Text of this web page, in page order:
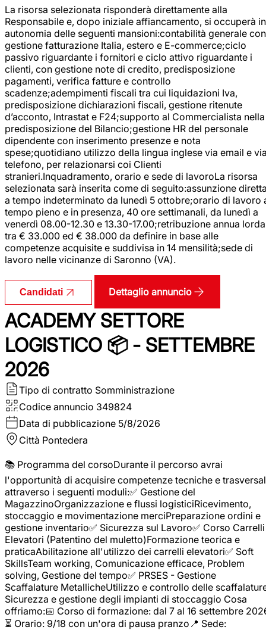
La risorsa selezionata risponderà direttamente alla
Responsabile e, dopo iniziale affiancamento, si occuperà in
autonomia delle seguenti mansioni:contabilità generale con
gestione fatturazione Italia, estero e E-commerce;ciclo
passivo riguardante i fornitori e ciclo attivo riguardante i
clienti, con gestione note di credito, predisposizione
pagamenti, verifica fatture e controllo
scadenze;adempimenti fiscali tra cui liquidazioni Iva,
predisposizione dichiarazioni fiscali, gestione ritenute
d’acconto, Intrastat e F24;supporto al Commercialista nella
predisposizione del Bilancio;gestione HR del personale
dipendente con inserimento presenze e nota
spese;quotidiano utilizzo della lingua inglese via email e
telefono, per relazionarsi coi Clienti
stranieri.Inquadramento, orario e sede di lavoroLa risorsa
selezionata sarà inserita come di seguito:assunzione
a tempo indeterminato da lunedì 5 ottobre;orario di lavoro
tempo pieno e in presenza, 40 ore settimanali, da lunedì a
venerdì 08.00-12.30 e 13.30-17.00;retribuzione annua lorda
tra € 33.000 ed € 38.000 da definire in base alle
competenze acquisite e suddivisa in 14 mensilità;sede di
lavoro nelle vicinanze di Saronno (VA).
Candidati Dettaglio annuncio
ACADEMY SETTORE
LOGISTICO 📦 - SETTEMBRE
2026
Tipo di contratto Somministrazione
Codice annuncio 349824
Data di pubblicazione 5/8/2026
Città Pontedera
📚 Programma del corsoDurante il percorso avrai
l'opportunità di acquisire competenze tecniche e
attraverso i seguenti moduli:✅ Gestione del
MagazzinoOrganizzazione e flussi logisticiRicevimento,
stoccaggio e movimentazione merciPreparazione ordini e
gestione inventario✅ Sicurezza sul Lavoro✅ Corso Carrelli
Elevatori (Patentino del muletto)Formazione teorica e
praticaAbilitazione all'utilizzo dei carrelli elevatori✅ Soft
SkillsTeam working, Comunicazione efficace, Problem
solving, Gestione del tempo✅ PRSES - Gestione
Scaffalature MetallicheUtilizzo e controllo delle
Sicurezza e gestione degli impianti di stoccaggio Cosa
offriamo:📅 Corso di formazione: dal 7 al 16 settembre
⏳ Orario: 9/18 con un'ora di pausa pranzo📍 Sede: